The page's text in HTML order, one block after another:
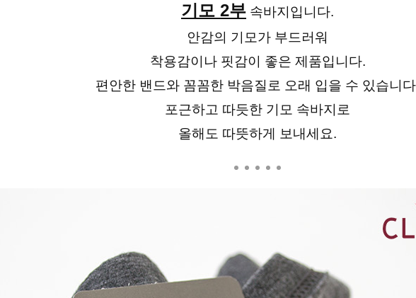
기모 2부 속바지입니다.
안감의 기모가 부드러워
착용감이나 핏감이 좋은 제품입니다.
편안한 밴드와 꼼꼼한 박음질로 오래 입을 수 있습니
포근하고 따듯한 기모 속바지로
올해도 따뜻하게 보내세요.